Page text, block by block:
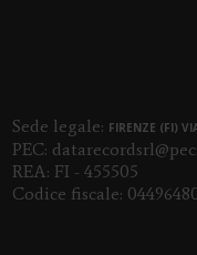
Sede legale: FIRENZE (FI)
PEC:
REA: FI - 455505
Codice fiscale: